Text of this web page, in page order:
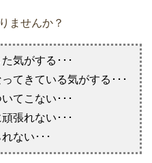
ませんか？
気がする･･･
てきている気がする･･･
てこない･･･
張れない･･･
ない･･･